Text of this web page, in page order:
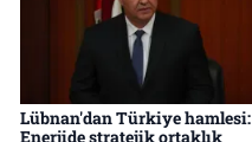
Lübnan'dan Türkiye hamlesi:
Enerjide stratejik ortaklık